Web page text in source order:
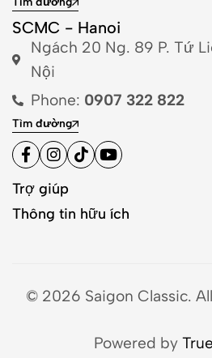
SCMC - Hanoi
Ngách 20 Ng. 89 P. Tứ
Nội
Phone: 0907 322 822
Tìm đường
Trợ giúp
Thông tin hữu ích
© 2026 Saigon Classic.
Powered by